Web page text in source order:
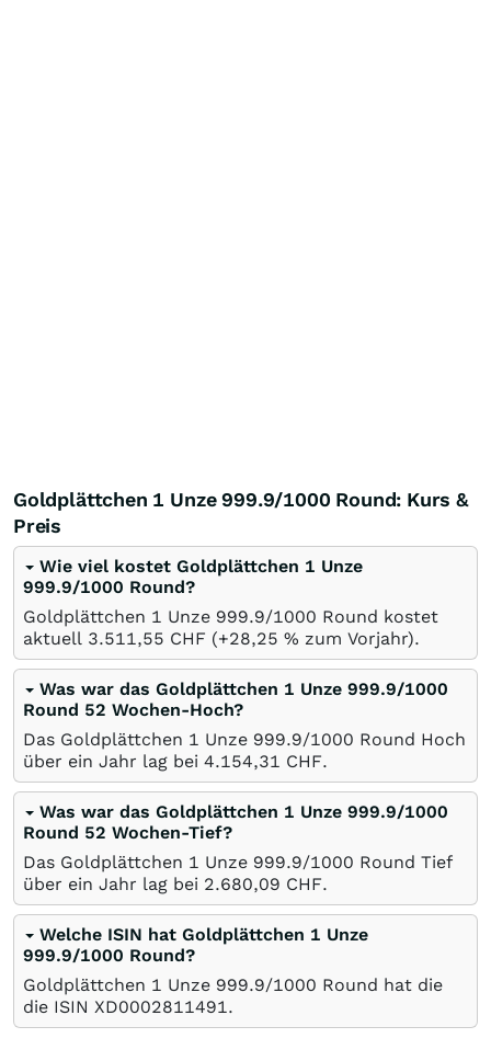
Goldplättchen 1 Unze 999.9/1000 Round: Kurs &
Preis
Wie viel kostet Goldplättchen 1 Unze
999.9/1000 Round?
Goldplättchen 1 Unze 999.9/1000 Round kostet
aktuell 3.511,55 CHF (+28,25 % zum Vorjahr).
Was war das Goldplättchen 1 Unze 999.9/1000
Round 52 Wochen-Hoch?
Das Goldplättchen 1 Unze 999.9/1000 Round Hoch
über ein Jahr lag bei 4.154,31 CHF.
Was war das Goldplättchen 1 Unze 999.9/1000
Round 52 Wochen-Tief?
Das Goldplättchen 1 Unze 999.9/1000 Round Tief
über ein Jahr lag bei 2.680,09 CHF.
Welche ISIN hat Goldplättchen 1 Unze
999.9/1000 Round?
Goldplättchen 1 Unze 999.9/1000 Round hat die
die ISIN XD0002811491.